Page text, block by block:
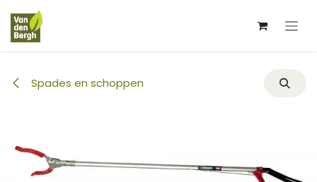
Overslaan naar inhoud
Spades en schoppen